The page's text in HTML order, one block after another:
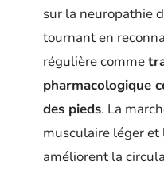
sur la neuropathie
tournant en
régulière comme
pharmacologique
des pieds. La
musculaire léger et
améliorent la